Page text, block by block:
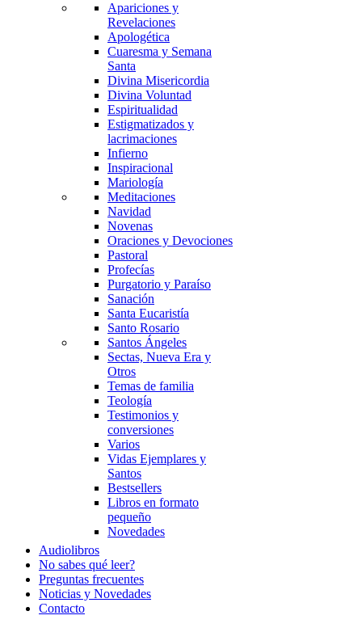
Apariciones y
Revelaciones
Apologética
Cuaresma y Semana
Santa
Divina Misericordia
Divina Voluntad
Espiritualidad
Estigmatizados y
lacrimaciones
Infierno
Inspiracional
Mariología
Meditaciones
Navidad
Novenas
Oraciones y Devociones
Pastoral
Profecías
Purgatorio y Paraíso
Sanación
Santa Eucaristía
Santo Rosario
Santos Ángeles
Sectas, Nueva Era y
Otros
Temas de familia
Teología
Testimonios y
conversiones
Varios
Vidas Ejemplares y
Santos
Bestsellers
Libros en formato
pequeño
Novedades
Audiolibros
No sabes qué leer?
Preguntas frecuentes
Noticias y Novedades
Contacto